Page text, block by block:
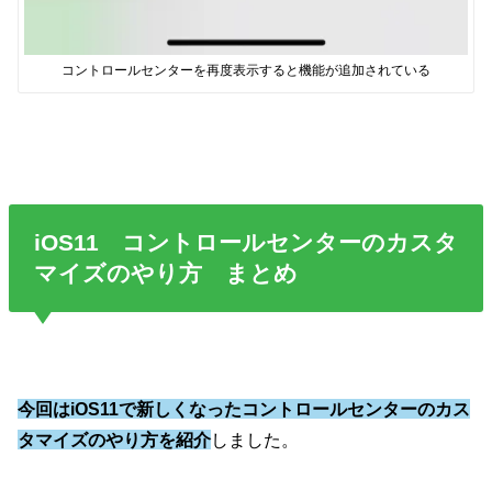
コントロールセンターを再度表示すると機能が追加されている
iOS11 コントロールセンターのカスタ
マイズのやり方 まとめ
今回はiOS11で新しくなったコントロールセンターのカス
タマイズのやり方を紹介しました。